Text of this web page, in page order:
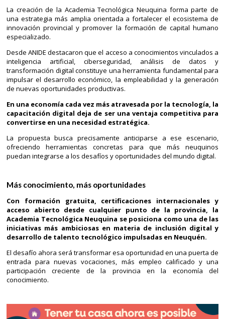
La creación de la Academia Tecnológica Neuquina forma parte de
una estrategia más amplia orientada a fortalecer el ecosistema de
innovación provincial y promover la formación de capital humano
especializado.
Desde ANIDE destacaron que el acceso a conocimientos vinculados a
inteligencia artificial, ciberseguridad, análisis de datos y
transformación digital constituye una herramienta fundamental para
impulsar el desarrollo económico, la empleabilidad y la generación
de nuevas oportunidades productivas.
En una economía cada vez más atravesada por la tecnología, la
capacitación digital deja de ser una ventaja competitiva para
convertirse en una necesidad estratégica.
La propuesta busca precisamente anticiparse a ese escenario,
ofreciendo herramientas concretas para que más neuquinos
puedan integrarse a los desafíos y oportunidades del mundo digital.
Más conocimiento, más oportunidades
Con formación gratuita, certificaciones internacionales y
acceso abierto desde cualquier punto de la provincia, la
Academia Tecnológica Neuquina se posiciona como una de las
iniciativas más ambiciosas en materia de inclusión digital y
desarrollo de talento tecnológico impulsadas en Neuquén.
El desafío ahora será transformar esa oportunidad en una puerta de
entrada para nuevas vocaciones, más empleo calificado y una
participación creciente de la provincia en la economía del
conocimiento.